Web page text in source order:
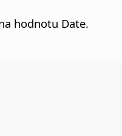
hodnotu Date.